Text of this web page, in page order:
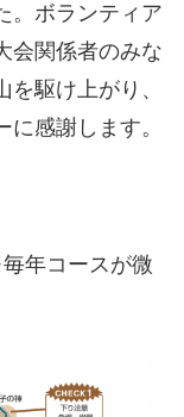
。ボランティア
会関係者のみな
駆け上がり、
感謝します。
年コースが微